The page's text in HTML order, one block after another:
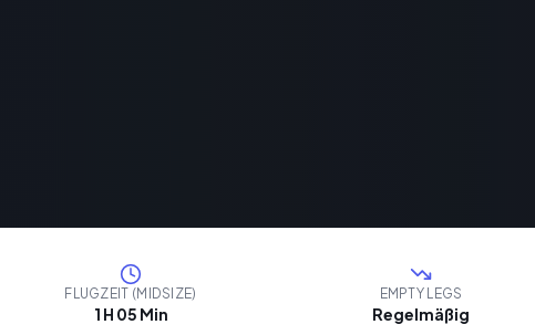
FLUGZEIT (MIDSIZE)
1 H 05 Min
EMPTY LEGS
Regelmäßig